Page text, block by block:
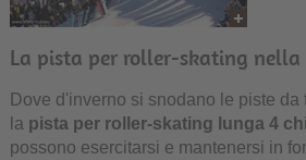
La pista per roller-skating nella
Dove d'inverno si snodano le piste da
la pista per roller-skating lunga 4
possono esercitarsi e mantenersi in